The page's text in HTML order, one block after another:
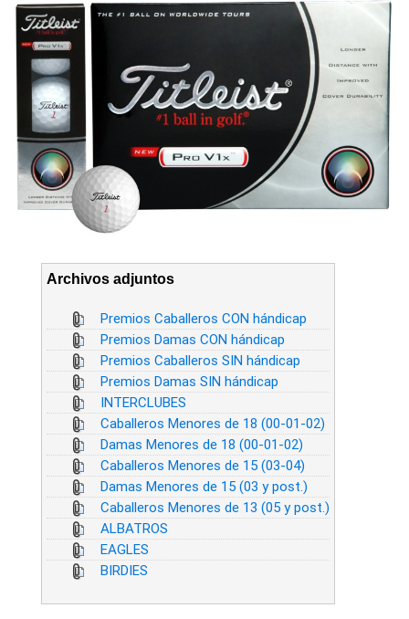
Archivos adjuntos
Premios Caballeros CON hándicap
Premios Damas CON hándicap
Premios Caballeros SIN hándicap
Premios Damas SIN hándicap
INTERCLUBES
Caballeros Menores de 18 (00-01-02)
Damas Menores de 18 (00-01-02)
Caballeros Menores de 15 (03-04)
Damas Menores de 15 (03 y post.)
Caballeros Menores de 13 (05 y post.)
ALBATROS
EAGLES
BIRDIES